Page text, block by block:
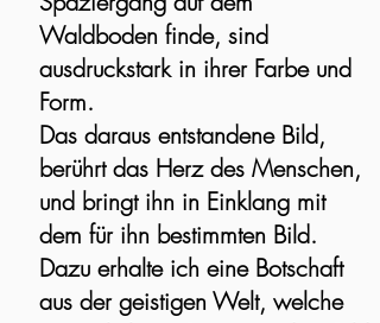
Waldboden finde, sind
ausdruckstark in ihrer Farbe und
Form.
Das daraus entstandene Bild,
berührt das Herz des Menschen,
und bringt ihn in Einklang mit
dem für ihn bestimmten Bild.
Dazu erhalte ich eine Botschaft
aus der geistigen Welt, welche